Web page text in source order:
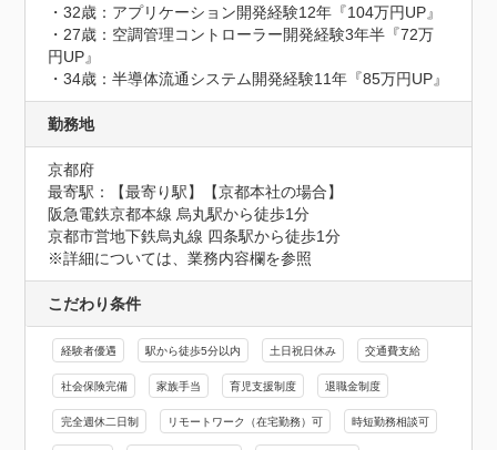
・32歳：アプリケーション開発経験12年『104万円UP』
・27歳：空調管理コントローラー開発経験3年半『72万
円UP』
・34歳：半導体流通システム開発経験11年『85万円UP』
勤務地
京都府
最寄駅：【最寄り駅】【京都本社の場合】
阪急電鉄京都本線 烏丸駅から徒歩1分
京都市営地下鉄烏丸線 四条駅から徒歩1分
※詳細については、業務内容欄を参照
こだわり条件
経験者優遇 駅から徒歩5分以内 土日祝日休み 交通費支給
社会保険完備 家族手当 育児支援制度 退職金制度
完全週休二日制 リモートワーク（在宅勤務）可 時短勤務相談可